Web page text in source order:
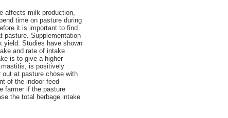
affects milk production,
time on pasture during
it is important to find
pasture. Supplementation
yield. Studies have shown
and rate of intake
is to give a higher
mastitis, is positively
at pasture chose with
of the indoor feed
farmer if the pasture
the total herbage intake